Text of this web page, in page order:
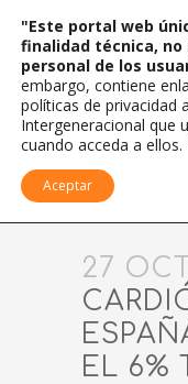
27 OCT
EL 6%
"Este portal web
finalidad técnica,
personal de los
embargo, contiene
políticas de privacidad
Intergeneracional que
cuando acceda a ellos.
Aceptar